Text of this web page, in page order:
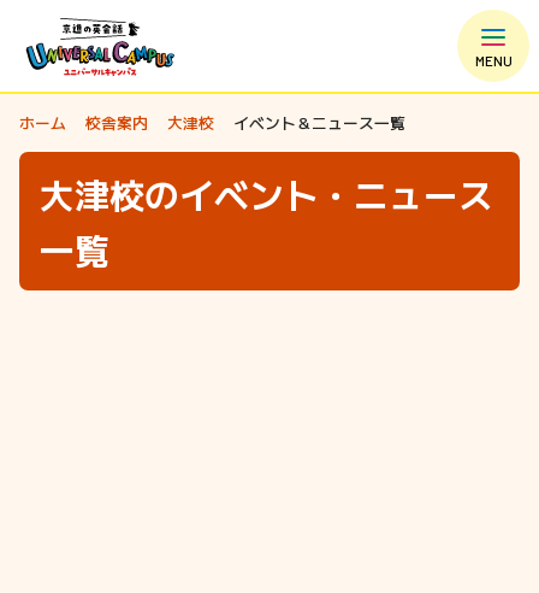
MENU
ホーム 校舎案内 大津校 イベント＆ニュース一覧
大津校のイベント・ニュース
一覧